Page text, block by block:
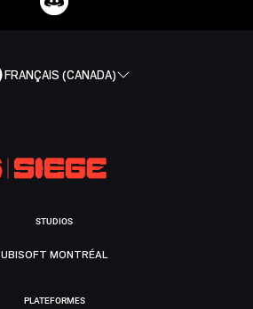
FRANÇAIS (CANADA)
STUDIOS
UBISOFT MONTRÉAL
PLATEFORMES